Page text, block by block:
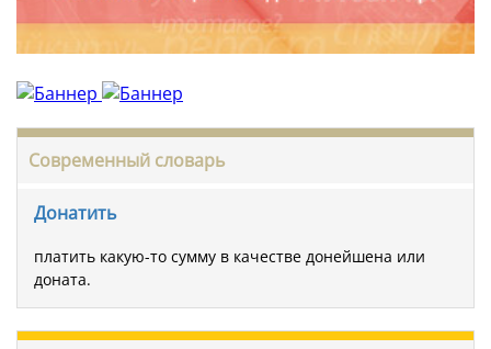
Современный словарь
Донатить
платить какую-то сумму в качестве донейшена или
доната.